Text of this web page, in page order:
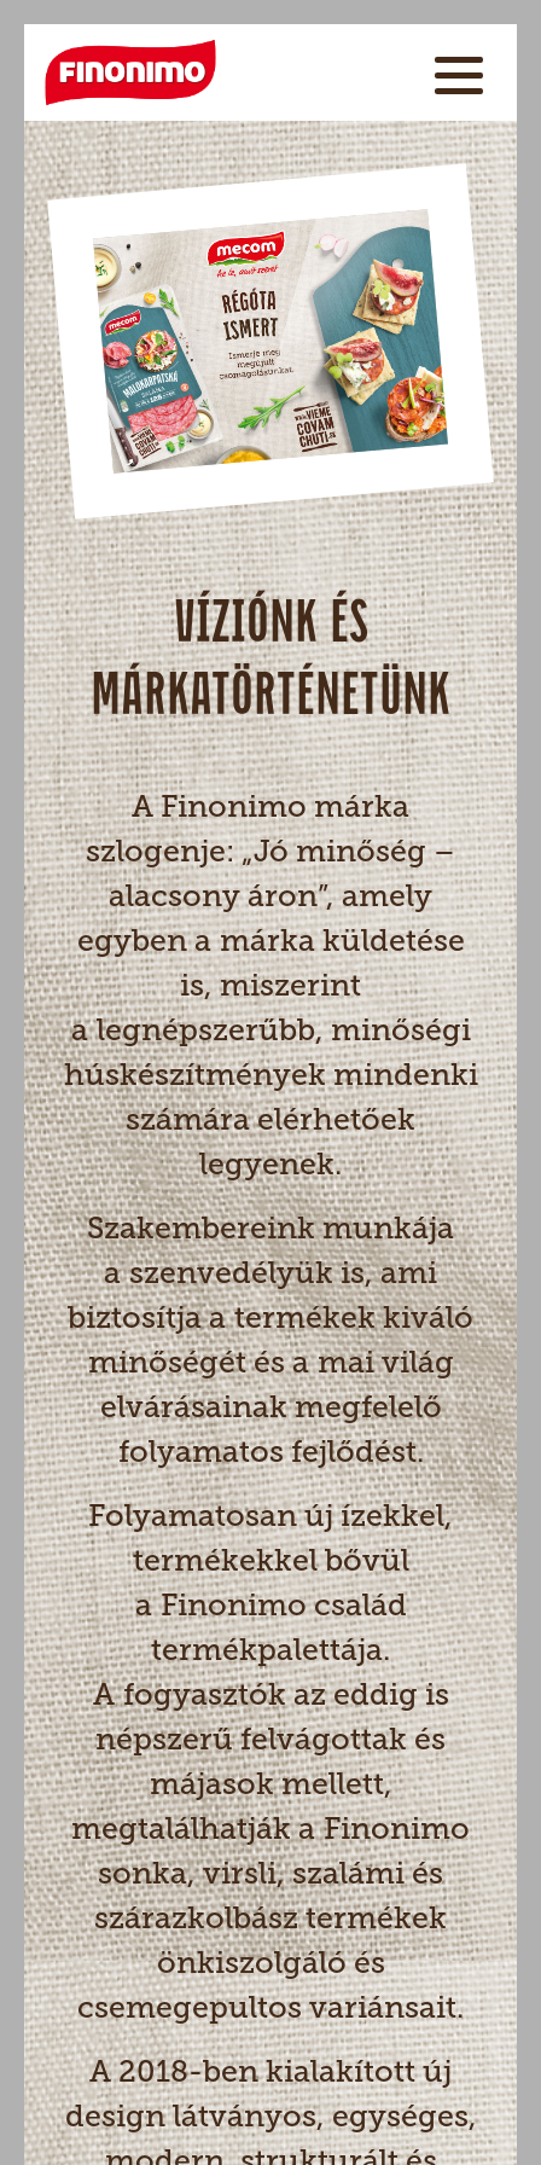
VÍZIÓNK ÉS
MÁRKATÖRTÉNETÜNK
A Finonimo márka
szlogenje: „Jó minőség –
alacsony áron”, amely
egyben a márka küldetése
is, miszerint
a legnépszerűbb, minőségi
húskészítmények mindenki
számára elérhetőek
legyenek.
Szakembereink munkája
a szenvedélyük is, ami
biztosítja a termékek kiváló
minőségét és a mai világ
elvárásainak megfelelő
folyamatos fejlődést.
Folyamatosan új ízekkel,
termékekkel bővül
a Finonimo család
termékpalettája.
A fogyasztók az eddig is
népszerű felvágottak és
májasok mellett,
megtalálhatják a Finonimo
sonka, virsli, szalámi és
szárazkolbász termékek
önkiszolgáló és
csemegepultos variánsait.
A 2018-ben kialakított új
design látványos, egységes,